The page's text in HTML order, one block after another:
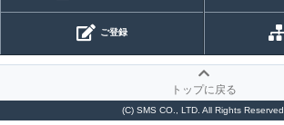
ご登録
トップに戻る
(C) SMS CO., LTD. All Rights Reserved.